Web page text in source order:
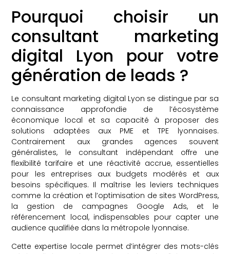
Pourquoi choisir un
consultant marketing
digital Lyon pour votre
génération de leads ?
Le consultant marketing digital Lyon se distingue par sa
connaissance approfondie de l’écosystème
économique local et sa capacité à proposer des
solutions adaptées aux PME et TPE lyonnaises.
Contrairement aux grandes agences souvent
généralistes, le consultant indépendant offre une
flexibilité tarifaire et une réactivité accrue, essentielles
pour les entreprises aux budgets modérés et aux
besoins spécifiques. Il maîtrise les leviers techniques
comme la création et l’optimisation de sites WordPress,
la gestion de campagnes Google Ads, et le
référencement local, indispensables pour capter une
audience qualifiée dans la métropole lyonnaise.
Cette expertise locale permet d’intégrer des mots-clés